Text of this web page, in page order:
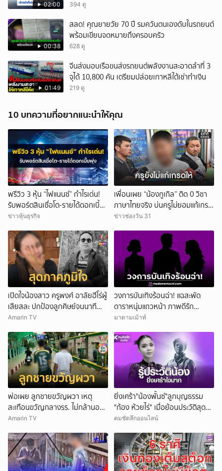
02:00 394 ดู
00:38
สลด! คุณยายวัย 70 ปี รมควันตนเองดับในรถยนต์
พร้อมเขียนจดหมายถึงครอบครัว
628 ดู
01:49
จีนส่งมอบเรือขนส่งรถยนต์พลังงานสะอาดลำที่ 3
จุได้ 10,800 คัน เตรียมปล่อยเกาหลีใต้เช่าทำเงิน
219 ดู
10 บทความที่อยากแนะนำให้คุณ
พรีวิว 3 หุ้น “ไฟแนนซ์” กำไรเด่น!
รับพอร์ตสินเชื่อโต-รายได้ดอกเบี้ย
พุ่ง
ข่าวหุ้นธุรกิจ
เพื่อนเผย “น้องกูเกิล” ติด 0 วิชา
ภาษาไทยจริง บ่นครูไม่ยอมแก้เกรด
ให้
ข่าวช่องวัน 31
เปิดใจน้องสาว ครูพงศ์ อาลัยฮีโร่ผู้
เสียสละ ปกป้องลูกศิษย์จนนาที
สุดท้าย
Amarin TV
วงการบันเทิงร้อนฉ่า! แฉสะพัด
ดาราหนุ่มแถวหน้า ภาพดีรัก
ครอบครัว สามีนักร้องดัง แอบซุ่ม
มาดามเม้าท์
พ่อเผย ลูกชายขวัญผวา เหตุ
สะเทือนขวัญกลางรร. ไม่กล้านอน
คนเดียว
Amarin TV
ยิ่งเศร้า"น้องพั้นซ์"ลูกบุญธรรม
"ก้อง ห้วยไร่" เมื่อย้อนประวัติสุดน่า
สงสาร
คมชัดลึกออนไลน์